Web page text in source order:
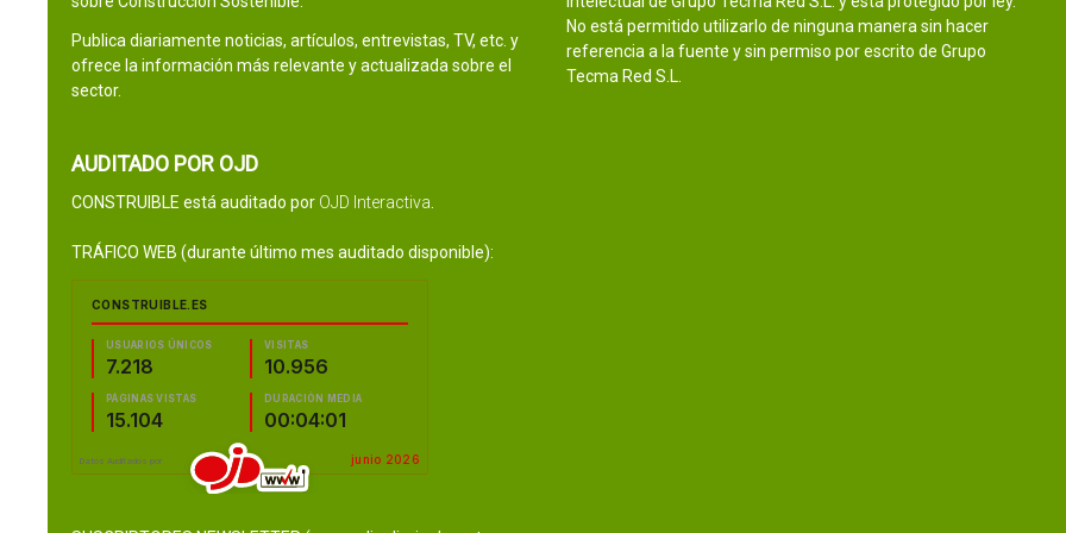
Publica diariamente noticias, artículos, entrevistas, TV, etc. y
ofrece la información más relevante y actualizada sobre el
sector.
AUDITADO POR OJD
CONSTRUIBLE está auditado por OJD Interactiva
TRÁFICO WEB (durante último mes auditado disponible):
No está permitido utilizarlo de ninguna manera sin hacer
referencia a la fuente y sin permiso por escrito de Grupo
Tecma Red S.L.